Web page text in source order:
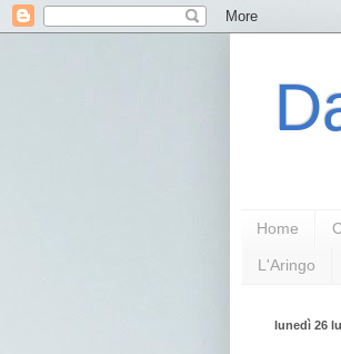
Home
L'Aringo
lunedì 26